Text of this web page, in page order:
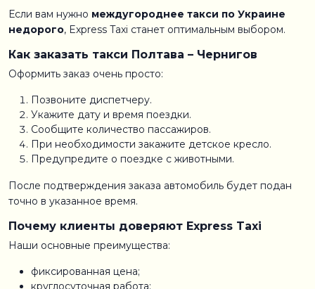
Если вам нужно междугороднее такси по Украине
недорого, Express Taxi станет оптимальным выбором.
Как заказать такси Полтава – Чернигов
Оформить заказ очень просто:
Позвоните диспетчеру.
Укажите дату и время поездки.
Сообщите количество пассажиров.
При необходимости закажите детское кресло.
Предупредите о поездке с животными.
После подтверждения заказа автомобиль будет подан
точно в указанное время.
Почему клиенты доверяют Express Taxi
Наши основные преимущества:
фиксированная цена;
круглосуточная работа;